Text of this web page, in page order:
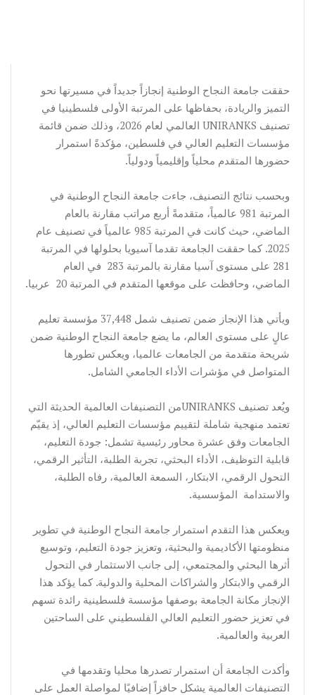
حققت جامعة النجاح الوطنية إنجازاً جديداً في مسيرتها نحو
التميز والريادة، بحفاظها على المرتبة الأولى فلسطينيا في
تصنيف UNIRANKS العالمي لعام 2026، وذلك ضمن قائمة
مؤسسات التعليم العالي في فلسطين، مؤكدةً استمرار
حضورها المتقدم محلياً وإقليمياً ودولياً.
وبحسب نتائج التصنيف، جاءت جامعة النجاح الوطنية في
المرتبة 981 عالمياً، متقدمةً أربع مراتب مقارنة بالعام
الماضي، حيث كانت في المرتبة 985 عالمياً في تصنيف عام
2025. كما حققت الجامعة تقدما آسيويا بحلولها في المرتبة
281 على مستوى آسيا مقارنة بالمرتبة 283 في العام
الماضي، وحافظت على موقعها المتقدم في المرتبة 20 عربيا.
ويأتي هذا الإنجاز ضمن تصنيف شمل 37,448 مؤسسة تعليم
عالٍ على مستوى العالم، ما يضع جامعة النجاح الوطنية ضمن
شريحة متقدمة من الجامعات عالميا، ويعكس تطورها
المتواصل في مؤشرات الأداء الجامعي الشامل.
ويُعد تصنيف UNIRANKSمن التصنيفات العالمية الحديثة التي
تعتمد منهجية شاملة لتقييم مؤسسات التعليم العالي، إذ يقيّم
الجامعات وفق عشرة محاور رئيسية تشمل: جودة التعليم،
قابلية التوظيف، الأداء البحثي، تجربة الطلبة، التأثير الرقمي،
التحول الرقمي، الابتكار، السمعة العالمية، رفاه الطلبة،
والاستدامة المؤسسية.
ويعكس هذا التقدم استمرار جامعة النجاح الوطنية في تطوير
منظومتها الأكاديمية والبحثية، وتعزيز جودة التعليم، وتوسيع
أثرها البحثي والمجتمعي، إلى جانب الاستثمار في التحول
الرقمي والابتكار والشراكات المحلية والدولية. كما يؤكد هذا
الإنجاز مكانة الجامعة بوصفها مؤسسة فلسطينية رائدة تسهم
في تعزيز حضور التعليم العالي الفلسطيني على الساحتين
العربية والعالمية.
وأكدت الجامعة أن استمرار تصدرها محليا وتقدمها في
التصنيفات العالمية يشكل حافزاً إضافيًا لمواصلة العمل على